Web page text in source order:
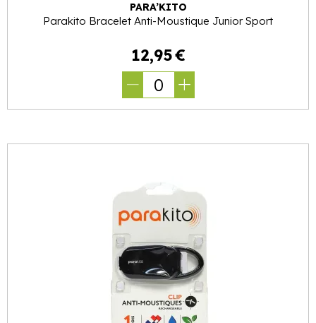
PARA’KITO
Parakito Bracelet Anti-Moustique Junior Sport
12,95€
0